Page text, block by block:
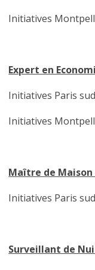
Initiatives
Expert en
Initiatives Paris
Initiatives
Maître de Maison
Initiatives Paris
Surveillant de